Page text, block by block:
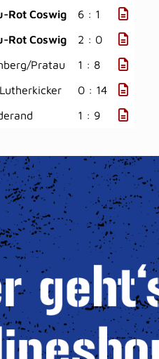
Rot Coswig
6 : 1
Rot Coswig
2 : 0
Pratau
1 : 8
0 : 14
1 : 9